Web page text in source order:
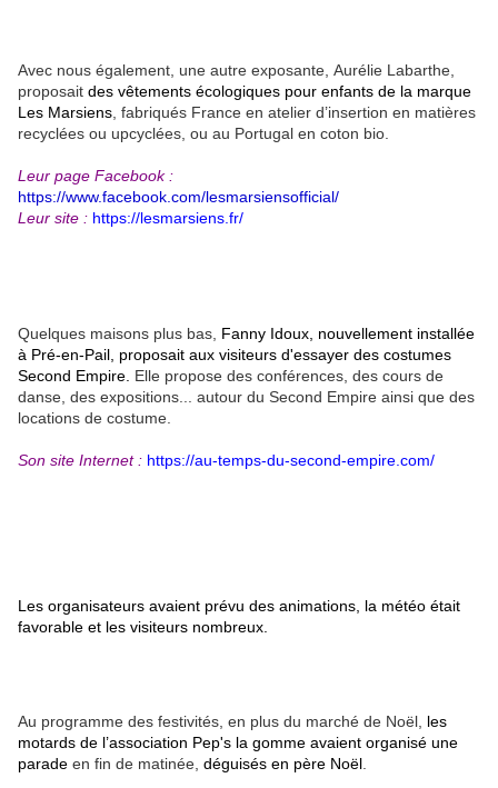
Avec nous également, une autre exposante, Aurélie Labarthe
proposait des vêtements écologiques pour enfants de la marque
Les Marsiens , fabriqués France en atelier d’insertion en matières
recyclées ou upcyclées, ou au Portugal en coton bio.
Leur page Facebook :
https://www.facebook.com/lesmarsiensofficial/
Leur site : https://lesmarsiens.fr/
Quelques maisons plus bas, Fanny Idoux, nouvellement installée
à Pré-en-Pail, proposait aux visiteurs d'essayer des costumes
Second Empire. Elle propose des conférences, des cours de
danse, des expositions... autour du Second Empire ainsi que des
locations de costume.
Son site Internet : https://au-temps-du-second-empire.com/
Les organisateurs avaient prévu des animations, la météo était
favorable et les visiteurs nombreux.
Au programme des festivités, en plus du marché de Noël, les
motards de l’association Pep's la gomme avaient organisé une
parade en fin de matinée, déguisés en père Noël